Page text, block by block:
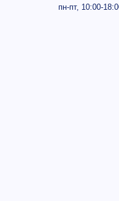
пн-пт, 10:00-